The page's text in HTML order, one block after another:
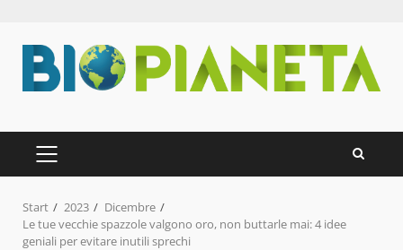
Inhalt
springen
PRIMÄRES
MENÜ
Start 2023
Dicembre
Le tue vecchie spazzole valgono oro, non buttarle mai: 4 idee
geniali per evitare inutili sprechi